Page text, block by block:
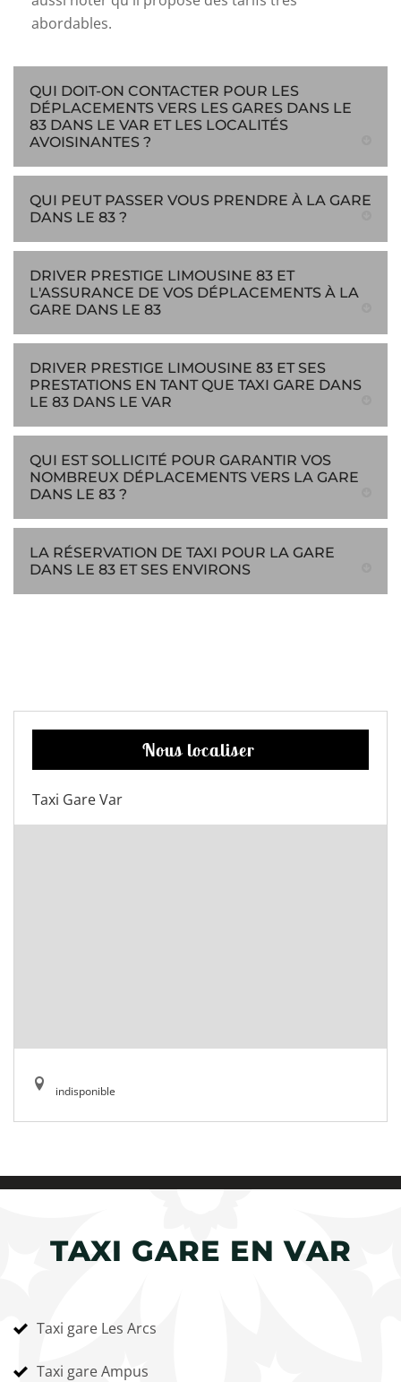
abordables.
QUI DOIT-ON CONTACTER POUR LES
DÉPLACEMENTS VERS LES GARES DANS LE
83 DANS LE VAR ET LES LOCALITÉS
AVOISINANTES ?
QUI PEUT PASSER VOUS PRENDRE À LA GARE
DANS LE 83 ?
DRIVER PRESTIGE LIMOUSINE 83 ET
L'ASSURANCE DE VOS DÉPLACEMENTS À LA
GARE DANS LE 83
DRIVER PRESTIGE LIMOUSINE 83 ET SES
PRESTATIONS EN TANT QUE TAXI GARE DANS
LE 83 DANS LE VAR
QUI EST SOLLICITÉ POUR GARANTIR VOS
NOMBREUX DÉPLACEMENTS VERS LA GARE
DANS LE 83 ?
LA RÉSERVATION DE TAXI POUR LA GARE
DANS LE 83 ET SES ENVIRONS
Nous localiser
Taxi Gare Var
indisponible
TAXI GARE EN VAR
Taxi gare Les Arcs
Taxi gare Ampus